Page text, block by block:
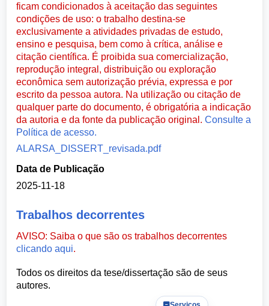
ficam condicionados à aceitação das seguintes
condições de uso: o trabalho destina-se
exclusivamente a atividades privadas de estudo,
ensino e pesquisa, bem como à crítica, análise e
citação científica. É proibida sua comercialização,
reprodução integral, distribuição ou exploração
econômica sem autorização prévia, expressa e por
escrito da pessoa autora. Na utilização ou citação de
qualquer parte do documento, é obrigatória a indicação
da autoria e da fonte da publicação original.Consulte a
Política de acesso.
ALARSA_DISSERT_revisada.pdf
Data de Publicação
2025-11-18
Trabalhos decorrentes
AVISO: Saiba o que são os trabalhos decorrentes
clicando aqui.
Todos os direitos da tese/dissertação são de seus
autores.